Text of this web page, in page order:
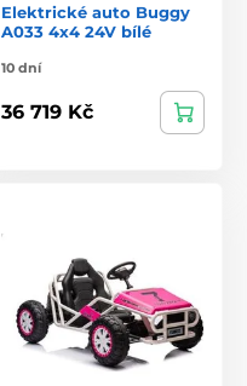
Elektrické auto Buggy
A033 4x4 24V bílé
10 dní
36 719 Kč